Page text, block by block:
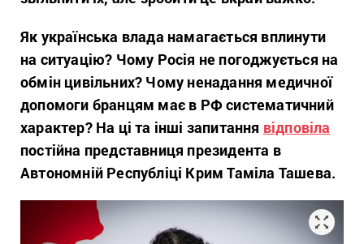
Як українська влада намагається вплинути
на ситуацію? Чому Росія не погоджується на
обмін цивільних? Чому ненадання медичної
допомоги бранцям має в РФ систематичний
характер? На ці та інші запитання відповіла
постійна представниця президента в
Автономній Республіці Крим Таміла Ташева.